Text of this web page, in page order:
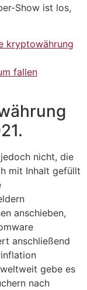
Show ist los,
kryptowährung
fallen
nicht, die
mit Inhalt gefüllt
anschieben,
anschließend
gebe es
nach